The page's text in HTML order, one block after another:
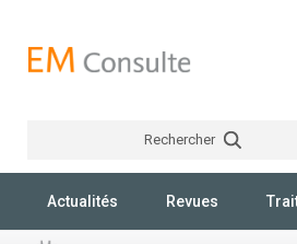
Rechercher
Actualités Revues